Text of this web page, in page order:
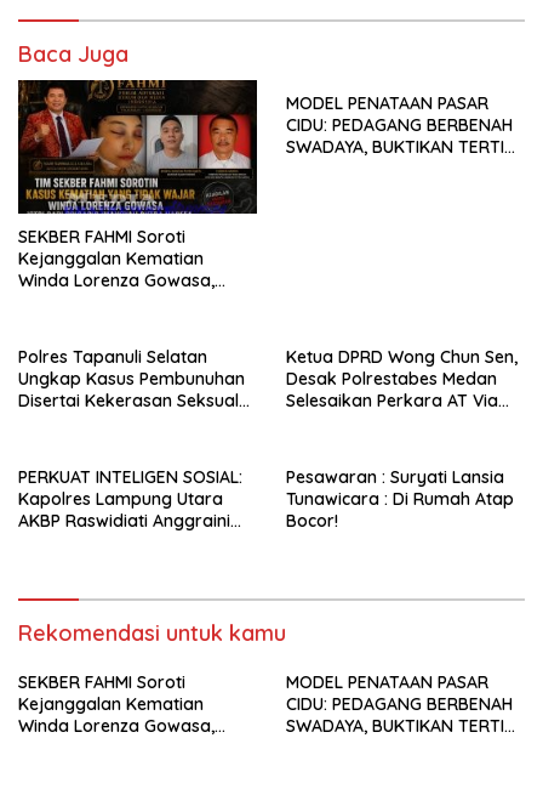
Baca Juga
SEKBER FAHMI Soroti
Kejanggalan Kematian
Winda Lorenza Gowasa,
MODEL PENATAAN PASAR
CIDU: PEDAGANG BERBENAH
SWADAYA, BUKTIKAN TERTIB
Polres Tapanuli Selatan
Ungkap Kasus Pembunuhan
Disertai Kekerasan Seksual
Ketua DPRD Wong Chun Sen,
Desak Polrestabes Medan
Selesaikan Perkara AT Via
PERKUAT INTELIGEN SOSIAL:
Kapolres Lampung Utara
AKBP Raswidiati Anggraini
Pesawaran : Suryati Lansia
Tunawicara : Di Rumah Atap
Bocor!
Rekomendasi untuk kamu
SEKBER FAHMI Soroti
Kejanggalan Kematian
Winda Lorenza Gowasa,
MODEL PENATAAN PASAR
CIDU: PEDAGANG BERBENAH
SWADAYA, BUKTIKAN TERTIB